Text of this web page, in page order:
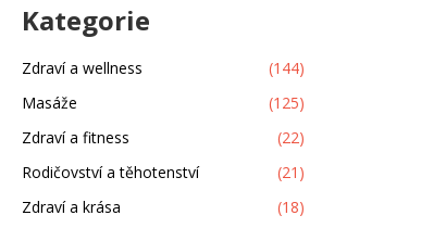
Kategorie
Zdraví a wellness
(144)
Masáže
(125)
Zdraví a fitness
(22)
Rodičovství a těhotenství
(21)
Zdraví a krása
(18)